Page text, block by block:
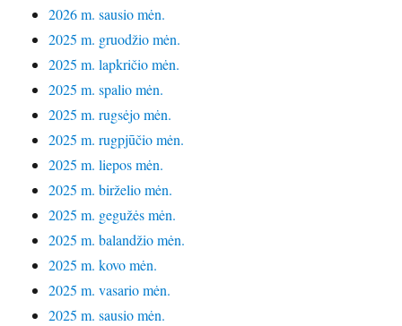
2026 m. sausio mėn.
2025 m. gruodžio mėn.
2025 m. lapkričio mėn.
2025 m. spalio mėn.
2025 m. rugsėjo mėn.
2025 m. rugpjūčio mėn.
2025 m. liepos mėn.
2025 m. birželio mėn.
2025 m. gegužės mėn.
2025 m. balandžio mėn.
2025 m. kovo mėn.
2025 m. vasario mėn.
2025 m. sausio mėn.